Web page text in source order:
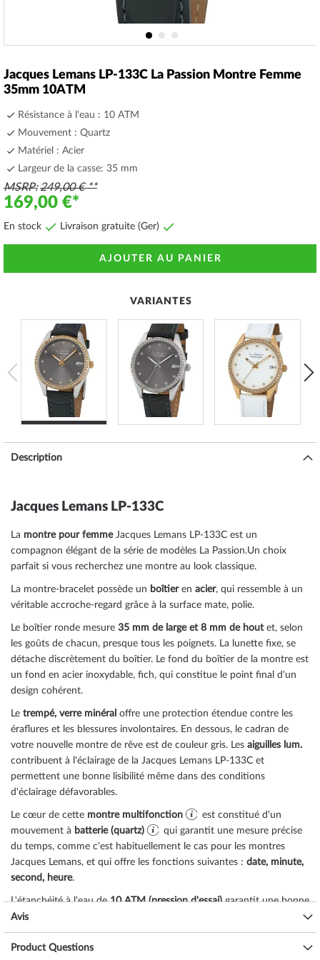
the
beginning
images
gallery
Jacques Lemans LP-133C La Passion Montre Femme
35mm 10ATM
Résistance à l'eau : 10 ATM
Mouvement : Quartz
Matériel : Acier
Largeur de la casse: 35 mm
MSRP 249,00 €
169,00 €
En stock Livraison gratuite (Ger)
AJOUTER AU PANIER
VARIANTES
Description
Jacques Lemans LP-133C
La montre pour femmeJacques Lemans LP-133C est un
compagnon élégant de la série de modèles La Passion.Un choix
parfait si vous recherchez une montre au look classique.
La montre-bracelet possède un boîtieren acier, qui ressemble à un
véritable accroche-regard grâce à la surface mate, polie.
Le boîtier ronde mesure 35 mm de large et 8 mm de houtet, selon
les goûts de chacun, presque tous les poignets. La lunette fixe, se
détache discrètement du boîtier. Le fond du boîtier de la montre est
un fond en acier inoxydable, fich, qui constitue le point final d'un
design cohérent.
Le trempé, verre minéral offre une protection étendue contre les
éraflures et les blessures involontaires. En dessous, le cadran de
votre nouvelle montre de rêve est de couleur gris. Les aiguilles lum.
contribuent à l'éclairage de la Jacques Lemans LP-133C et
permettent une bonne lisibilité même dans des conditions
d'éclairage défavorables.
Le cœur de cette montre multifonction
est constitué d'un
mouvement à batterie (quartz)
qui garantit une mesure précise
du temps, comme c'est habituellement le cas pour les montres
Jacques Lemans, et qui offre les fonctions suivantes : date, minute,
second, heure.
L'étanchéité à l'eau de10 ATM (pression d'essai)garantit une bonne
aptitude à l'utilisation quotidienne, comme vous pouvez le
constater dans la liste ci-dessous :
3 ATM : les éclaboussures d'eau pendant le lavage des mains sont
Avis
Product Questions